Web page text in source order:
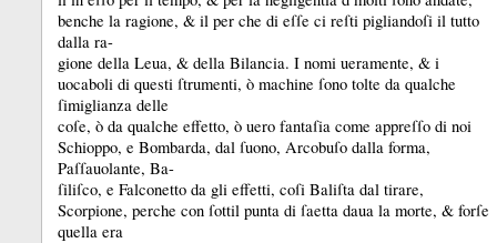
benche la ragione, & il per che di eſſe ci reſti pigliandoſi il tutto
dalla ra-
gione della Leua, & della Bilancia. I nomi ueramente, & i
uocaboli di questi ſtrumenti, ò machine ſono tolte da qualche
ſimiglianza delle
coſe, ò da qualche effetto, ò uero fantaſia come appreſſo di noi
Schioppo, e Bombarda, dal ſuono, Arcobuſo dalla forma,
Paſſauolante, Ba-
ſiliſco, e Falconetto da gli effetti, coſi Baliſta dal tirare,
Scorpione, perche con ſottil punta di ſaetta daua la morte, & forſe
quella era